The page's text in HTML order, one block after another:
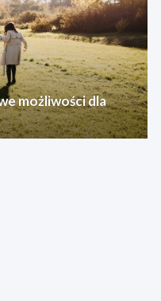
możliwości dla